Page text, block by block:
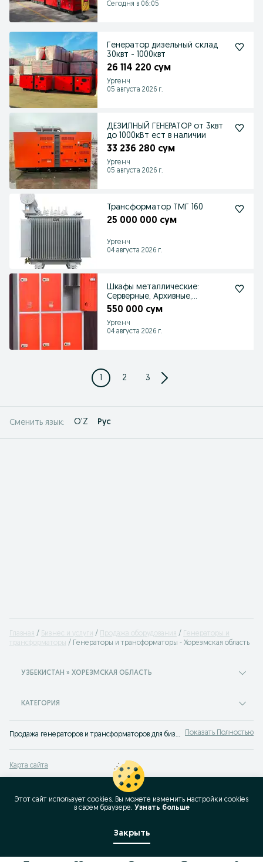
Сегодня в 06:05
Генератор дизельный склад
30квт - 1000квт
26 114 220 сум
Ургенч
05 августа 2026 г.
ДЕЗИЛНЫЙ ГЕНЕРАТОР от 3квт
до 1000кВт ест в наличии
33 236 280 сум
Ургенч
05 августа 2026 г.
Трансформатор ТМГ 160
25 000 000 сум
Ургенч
04 августа 2026 г.
Шкафы металлические:
Серверные, Архивные,
пожарные и для раздевалки
550 000 сум
Ургенч
04 августа 2026 г.
1 2 3
Сменить язык: O'Z Рус
Главная Бизнес и услуги Продажа оборудования
Генераторы и
трансформаторы
Генераторы и трансформаторы - Хорезмская область
УЗБЕКИСТАН » ХОРЕЗМСКАЯ ОБЛАСТЬ
КАТЕГОРИЯ
Продажа генераторов и трансформаторов для бизнеса Хорезмская область ✔️ Большой выбор техники для бизнеса по лучшим ценам ☝ Найти оборудование для бизнеса на OLX.uz! Показать Полностью
Карта сайта
Карта бизнес-страницы
Популярные запросы
Этот сайт использует cookies. Вы можете изменить настройки cookies
в своeм браузере. Узнать больше
Закрыть